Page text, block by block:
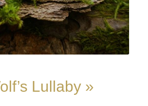
Lullaby »